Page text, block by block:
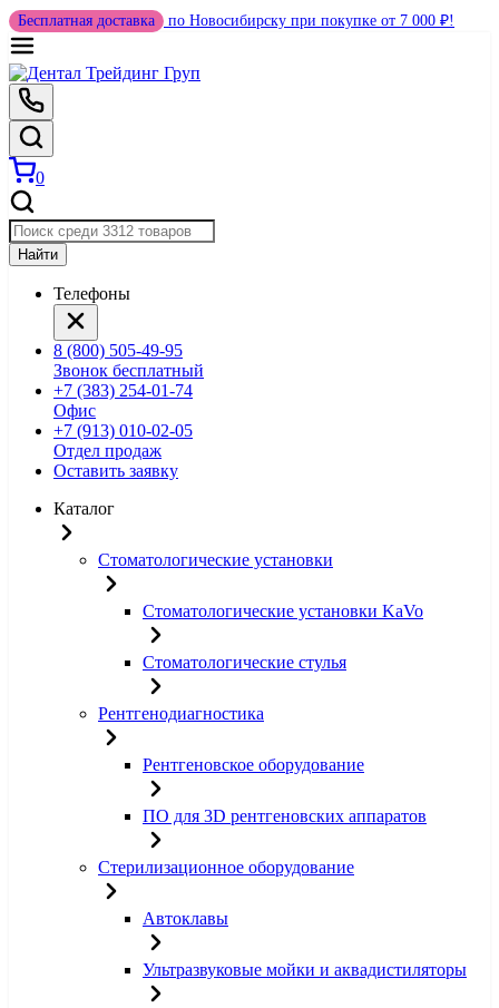
Бесплатная доставка по Новосибирску при покупке от 7 000 ₽!
0
Найти
Телефоны
8 (800) 505-49-95
Звонок бесплатный
+7 (383) 254-01-74
Офис
+7 (913) 010-02-05
Отдел продаж
Оставить заявку
Каталог
Стоматологические установки
Стоматологические установки KaVo
Стоматологические стулья
Рентгенодиагностика
Рентгеновское оборудование
ПО для 3D рентгеновских аппаратов
Стерилизационное оборудование
Автоклавы
Ультразвуковые мойки и аквадистиляторы